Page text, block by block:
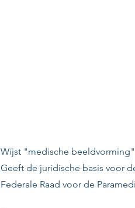
Wijst "medische
Geeft de juridische basis voor
Federale Raad voor de